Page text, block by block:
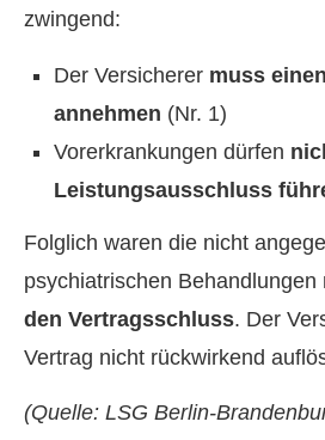
zwingend:
Der Versicherer muss
annehmen (Nr. 1)
Vorerkrankungen dürfen
Leistungsausschluss
Folglich waren die nicht
psychiatrischen Behandlungen
den Vertragsschluss. Der
Vertrag nicht rückwirkend
(Quelle: LSG Berlin-